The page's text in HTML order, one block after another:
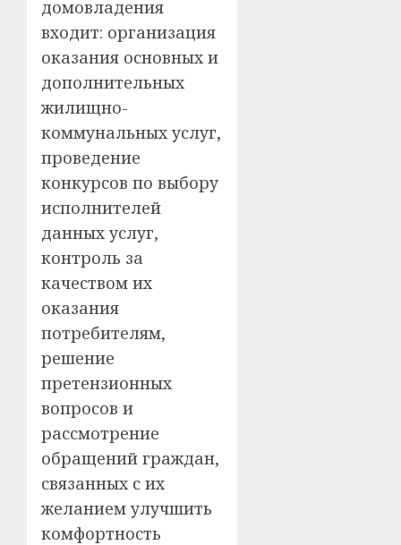
домовладения
входит: организация
оказания основных и
дополнительных
жилищно-
коммунальных услуг,
проведение
конкурсов по выбору
исполнителей
данных услуг,
контроль за
качеством их
оказания
потребителям,
решение
претензионных
вопросов и
рассмотрение
обращений граждан,
связанных с их
желанием улучшить
комфортность